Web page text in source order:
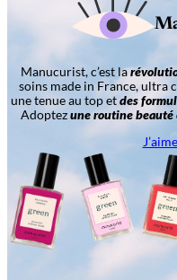
Manucurist, c’est la
soins made in France, ultra
une tenue au top etdes
Adoptezune routine beauté